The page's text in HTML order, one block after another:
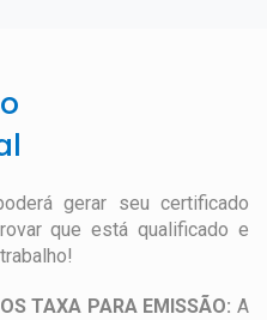
gerar seu certificado
que está qualificado e
TAXA PARA EMISSÃO: A